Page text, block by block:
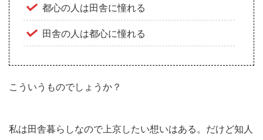
都心の人は田舎に憧れる
田舎の人は都心に憧れる
こういうものでしょうか？
私は田舎暮らしなので上京したい想いはある。だけど知人